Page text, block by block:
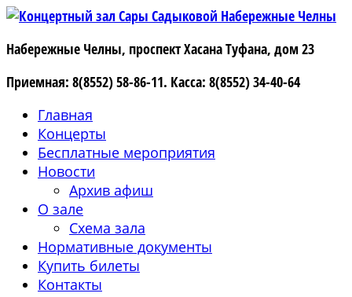
Набережные Челны, проспект Хасана Туфана, дом 23
Приемная: 8(8552) 58-86-11. Касса: 8(8552) 34-40-64
Главная
Концерты
Бесплатные мероприятия
Новости
Архив афиш
О зале
Схема зала
Нормативные документы
Купить билеты
Контакты